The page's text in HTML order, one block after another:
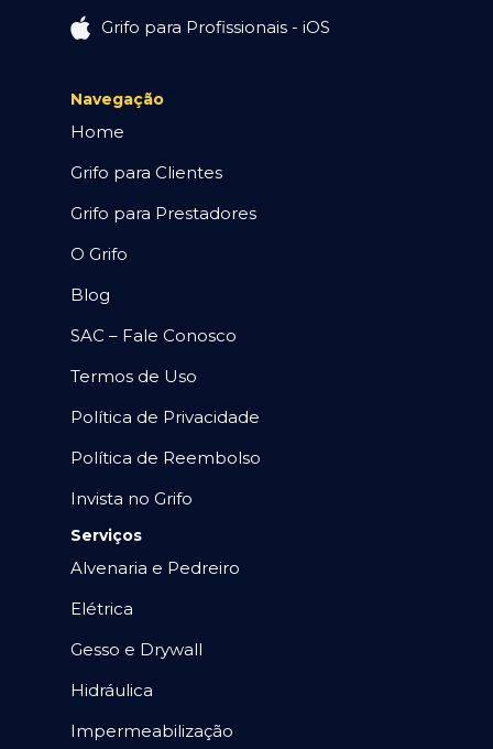
Grifo para Profissionais - iOS
Navegação
Home
Grifo para Clientes
Grifo para Prestadores
O Grifo
Blog
SAC – Fale Conosco
Termos de Uso
Política de Privacidade
Política de Reembolso
Invista no Grifo
Serviços
Alvenaria e Pedreiro
Elétrica
Gesso e Drywall
Hidráulica
Impermeabilização